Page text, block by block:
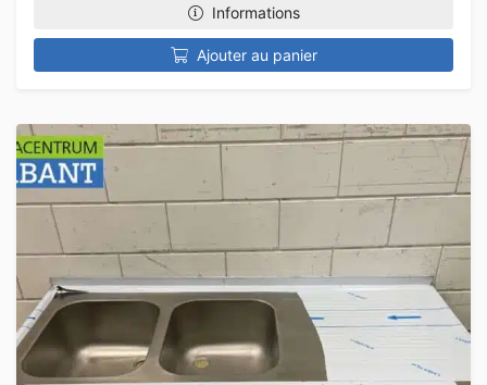
Informations
Ajouter au panier